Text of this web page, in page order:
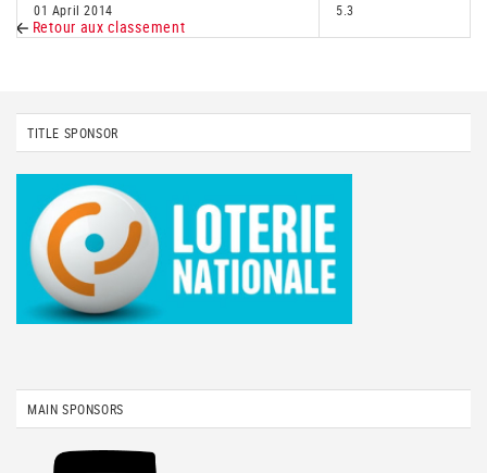
01 April 2014 5.3
Retour aux classement
TITLE SPONSOR
MAIN SPONSORS